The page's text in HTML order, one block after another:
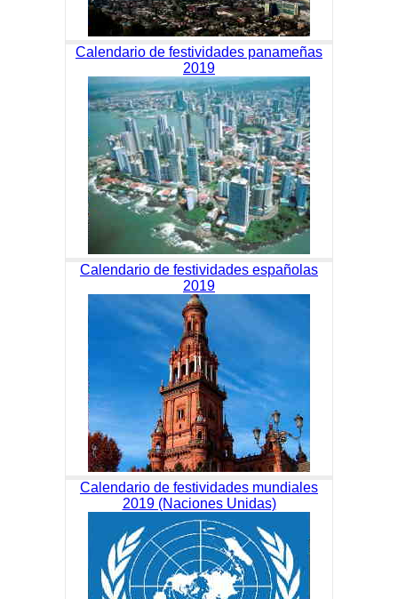
Calendario de festividades panameñas
2019
Calendario de festividades españolas
2019
Calendario de festividades mundiales
2019 (Naciones Unidas)